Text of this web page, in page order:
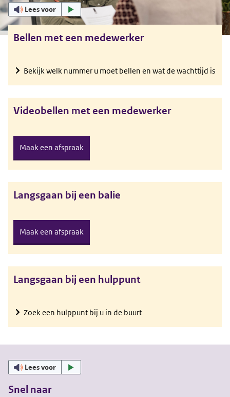
Lees voor
Uitgelicht
Bellen met een medewerker
Bekijk welk nummer u moet bellen en wat de wachttijd is
Videobellen met een medewerker
Maak een afspraak
Langsgaan bij een balie
Maak een afspraak
Langsgaan bij een hulppunt
Zoek een hulppunt bij u in de buurt
Lees voor
Snel naar